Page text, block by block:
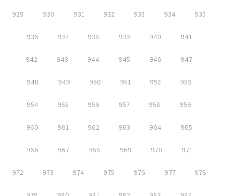
929 930 931 932 933 934 935
936 937 938 939 940 941
942 943 944 945 946 947
948 949 950 951 952 953
954 955 956 957 958 959
960 961 962 963 964 965
966 967 968 969 970 971
972 973 974 975 976 977 978